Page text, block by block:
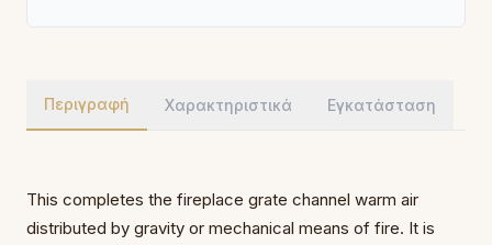
Περιγραφή Χαρακτηριστικά Εγκατάσταση
This completes the fireplace grate channel warm air
distributed by gravity or mechanical means of fire. It is